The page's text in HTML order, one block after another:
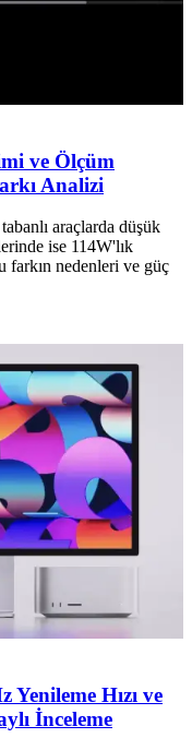
ve Ölçüm
Analizi
araçlarda düşük
ise 114W'lık
farkın nedenleri ve güç
Hızı ve
İnceleme